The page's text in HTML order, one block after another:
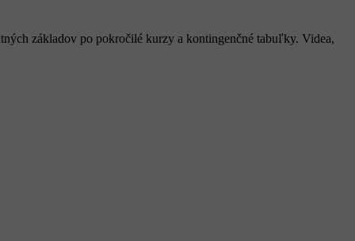
základov po pokročilé kurzy a kontingenčné tabuľky. Videa,